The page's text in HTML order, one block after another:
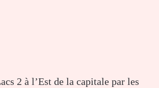
2 à l’Est de la capitale par les